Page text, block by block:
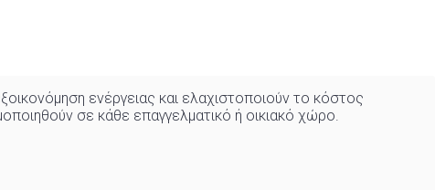
ενέργειας και ελαχιστοποιούν το κόστος
σε κάθε επαγγελματικό ή οικιακό χώρo.